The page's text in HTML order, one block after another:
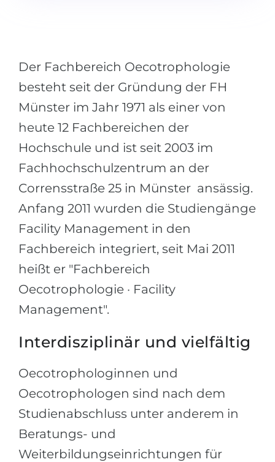
Специальности
Примеры вакансий
КАРЬЕРНОЕ ОРИЕНТИРОВАНИЕ
Тест Голланда
Тест Карта Интересов
Тест RIASEC
Успехна
100%
Наши студенты успешно поступают
Инженерия
Физика
Менеджмент
Другая специальность
Украина
Казахстан
Азербайджан
Армения
Беларусь
Другая страна
ЗАПИСАТЬСЯ НА КОНСУЛЬТАЦИЮ
Der Fachbereich Oecotrophologie
besteht seit der Gründung der FH
Münster im Jahr 1971 als einer von
heute 12 Fachbereichen der
Hochschule und ist seit 2003 im
Fachhochschulzentrum an der
Corrensstraße 25 in Münster ansässig.
Anfang 2011 wurden die Studiengänge
Facility Management in den
Fachbereich integriert, seit Mai 2011
heißt er "Fachbereich
Oecotrophologie · Facility
Management".
Interdisziplinär und vielfältig
Oecotrophologinnen und
Oecotrophologen sind nach dem
Studienabschluss unter anderem in
Beratungs- und
Weiterbildungseinrichtungen für